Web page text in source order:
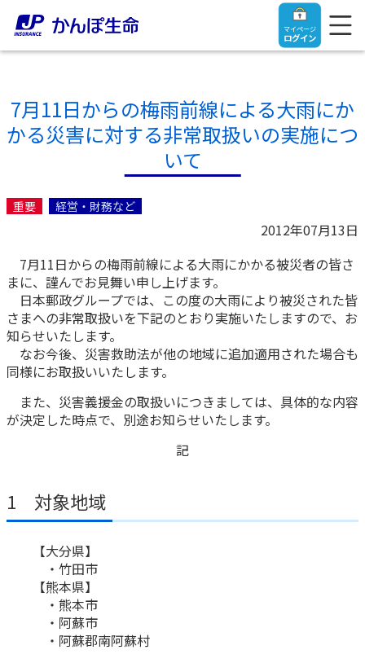
マイページ
ログイン
トップ
ご契約者さま
マイページログイン
入院保険金・手術保険金のご請求
マイページでできること
新規登録
ログイン
保険をご検討中のお客さま
終身保険
養老保険
長寿支援保険
お見積りシミュレーション
資料請求
保険の探し方のポイント
法人のお客さま
【まずはご相談ください】企業経営でお悩みの方はこ
ちら
法人のお客さま向け商品一覧
かんぽ生命の団体取扱い
法人向け資料請求
お問い合わせ先
お役立ち情報
かんぽのLifeサポートナビ
保険
医療
お金
子育て
ライフプラン
ご挨拶
経営理念・経営戦略
会社概要
財務情報
株主・投資家のみなさまへ
お問い合わせ
株主・投資家のみなさまへ
採用情報
7月11日からの梅雨前線による大雨にか
かる災害に対する非常取扱いの実施につ
いて
重要 経営・財務など
2012年07月13日
7月11日からの梅雨前線による大雨にかかる被災者の皆さ
まに、謹んでお見舞い申し上げます。
日本郵政グループでは、この度の大雨により被災された皆
さまへの非常取扱いを下記のとおり実施いたしますので、お
知らせいたします。
なお今後、災害救助法が他の地域に追加適用された場合も
同様にお取扱いいたします。
また、災害義援金の取扱いにつきましては、具体的な内容
が決定した時点で、別途お知らせいたします。
記
1 対象地域
【大分県】
・竹田市
【熊本県】
・熊本市
・阿蘇市
・阿蘇郡南阿蘇村